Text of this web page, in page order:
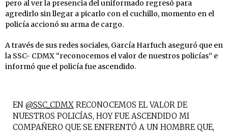
pero al ver la presencia del uniformado regresó para
agredirlo sin llegar a picarlo con el cuchillo, momento en el
policía accionó su arma de cargo.
A través de sus redes sociales, García Harfuch aseguró que en
la SSC- CDMX “reconocemos el valor de nuestros policías” e
informó que el policía fue ascendido.
EN @SSC_CDMX RECONOCEMOS EL VALOR DE
NUESTROS POLICÍAS, HOY FUE ASCENDIDO MI
COMPAÑERO QUE SE ENFRENTÓ A UN HOMBRE QUE,